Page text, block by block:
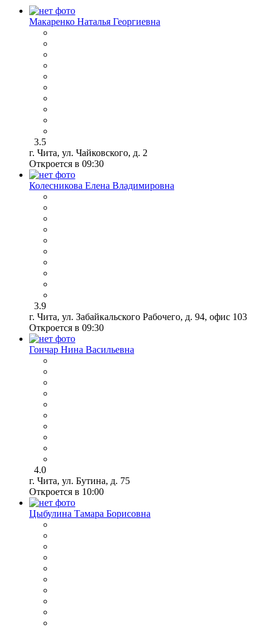
Макаренко Наталья Георгиевна
3.5
г. Чита, ул. Чайковского, д. 2
Откроется в 09:30
Колесникова Елена Владимировна
3.9
г. Чита, ул. Забайкальского Рабочего, д. 94, офис 103
Откроется в 09:30
Гончар Нина Васильевна
4.0
г. Чита, ул. Бутина, д. 75
Откроется в 10:00
Цыбулина Тамара Борисовна